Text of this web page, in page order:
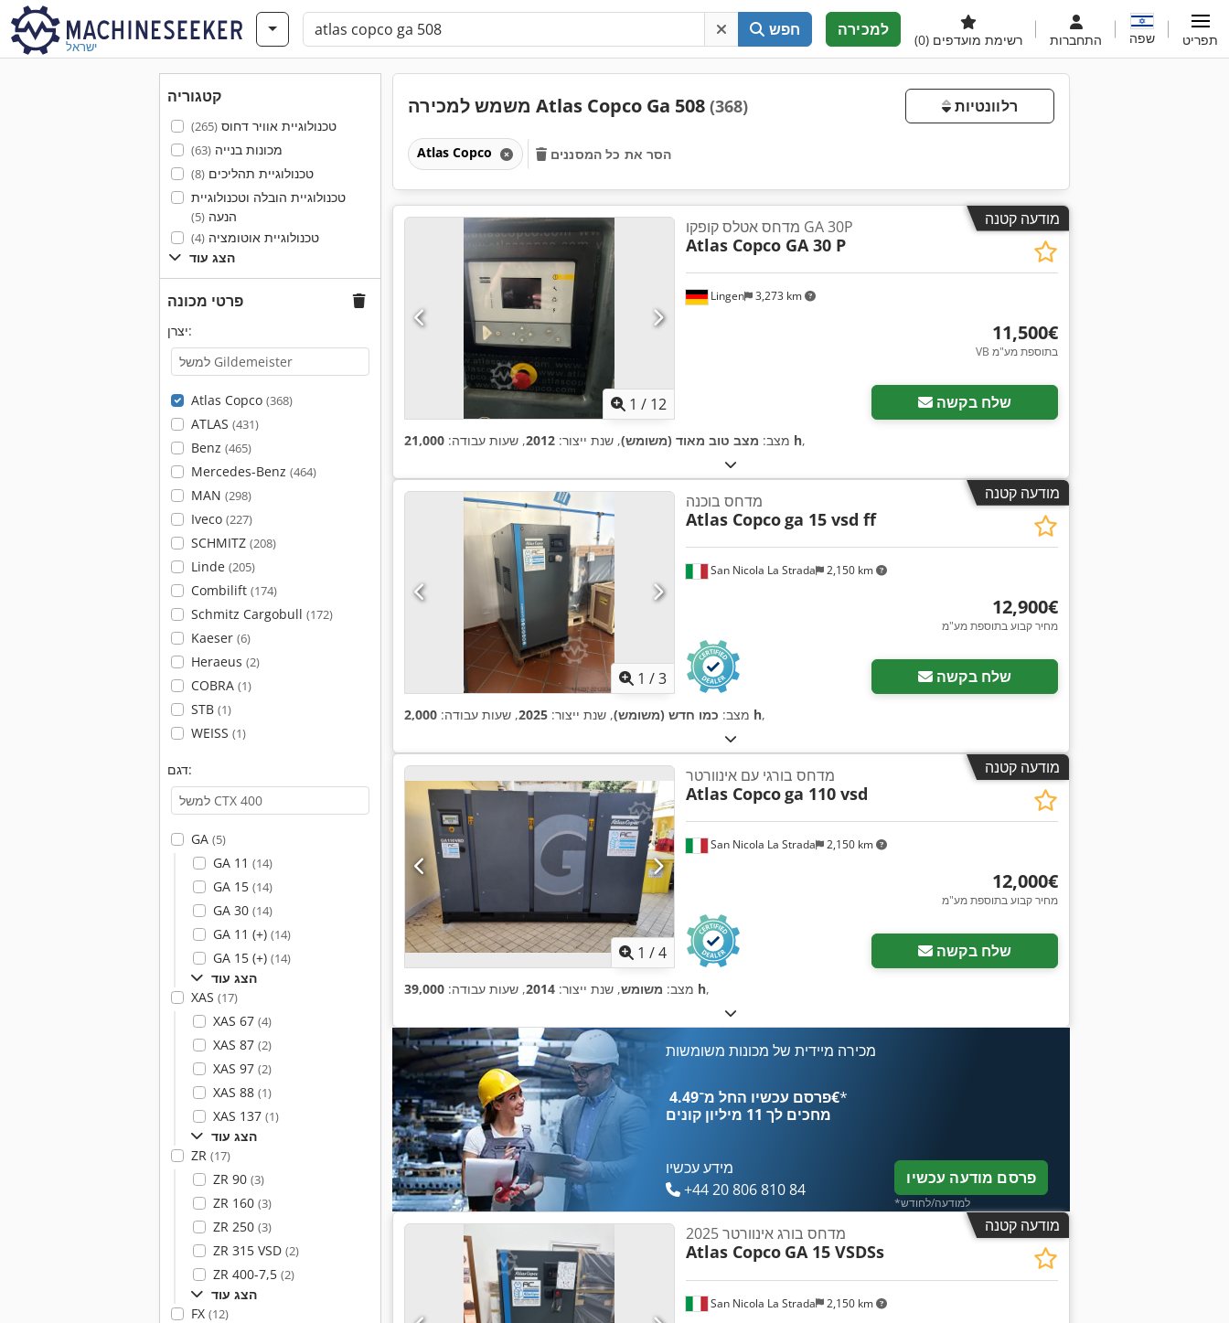
ישראל
חפש למכירה
רשימת מועדפים (0) התחברות שפה תפריט
קטגוריה
טכנולוגיית אוויר דחוס(265)
מכונות בנייה(63)
טכנולוגיית תהליכים(8)
טכנולוגיית הובלה וטכנולוגיית
הנעה(5)
טכנולוגיית אוטומציה(4)
הצג עוד
פרטי מכונה
יצרן:
Atlas Copco (368)
ATLAS (431)
Benz (465)
Mercedes-Benz (464)
MAN (298)
Iveco (227)
SCHMITZ (208)
Linde (205)
Combilift (174)
Schmitz Cargobull (172)
Kaeser (6)
Heraeus (2)
COBRA (1)
STB (1)
WEISS (1)
דגם:
GA (5)
GA 11 (14)
GA 15 (14)
GA 30 (14)
GA 11 (+) (14)
GA 15 (+) (14)
הצג עוד
XAS (17)
XAS 67 (4)
XAS 87 (2)
XAS 97 (2)
XAS 88 (1)
XAS 137 (1)
הצג עוד
ZR (17)
ZR 90 (3)
ZR 160 (3)
ZR 250 (3)
ZR 315 VSD (2)
ZR 400-7,5 (2)
הצג עוד
FX (12)
משמש למכירה Atlas Copco Ga 508 (368) רלוונטיות
Atlas Copco הסר את כל המסננים
מודעה קטנה
1 / 12
Lingen 3,273 km
מדחס אטלס קופקו GA 30P
Atlas Copco GA 30 P
‏11,500 ‏€
VB בתוספת מע"מ
שלח בקשה
מצב: מצב טוב מאוד (משומש), שנת ייצור: 2012, שעות עבודה: 21,000 h,
מודעה קטנה
1 /3
San Nicola La Strada 2,150 km
מדחס בוכנה
Atlas Copcoga 15 vsd ff
‏12,900 ‏€
מחיר קבוע בתוספת מע"מ
שלח בקשה
מצב: כמו חדש (משומש), שנת ייצור: 2025, שעות עבודה: 2,000 h,
מודעה קטנה
1 /4
San Nicola La Strada 2,150 km
מדחס בורגי עם אינוורטר
Atlas Copcoga 110 vsd
‏12,000 ‏€
מחיר קבוע בתוספת מע"מ
שלח בקשה
מצב: משומש, שנת ייצור: 2014, שעות עבודה: 39,000 h,
מכירה מיידית של מכונות משומשות
פרסם עכשיו החל מ־‏4.49 ‏€*
מחכים לך 11 מיליון קונים
מידע עכשיו
+44 20 806 810 84
פרסם מודעה עכשיו
*למודעה/לחודש
מודעה קטנה
San Nicola La Strada 2,150 km
מדחס בורג אינוורטר 2025
Atlas Copco GA 15 VSDSs